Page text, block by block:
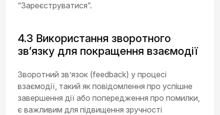
“Зареєструватися”.
4.3 Використання зворотного
зв’язку для покращення взаємодії
Зворотний зв’язок (feedback) у процесі
взаємодії, такий як повідомлення про успішне
завершення дії або попередження про помилки,
є важливим для підвищення зручності